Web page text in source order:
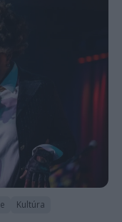
Kultúra